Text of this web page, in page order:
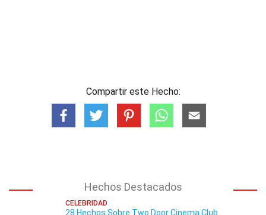
Compartir este Hecho:
Hechos Destacados
CELEBRIDAD
28 Hechos Sobre Two Door Cinema Club